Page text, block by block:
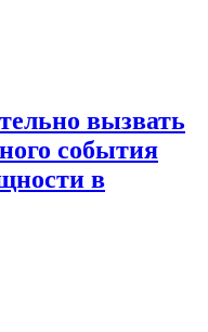
вызвать
события
в